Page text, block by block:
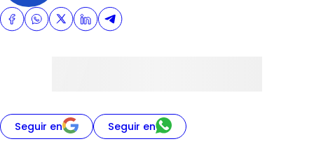
Seguir en Seguir en